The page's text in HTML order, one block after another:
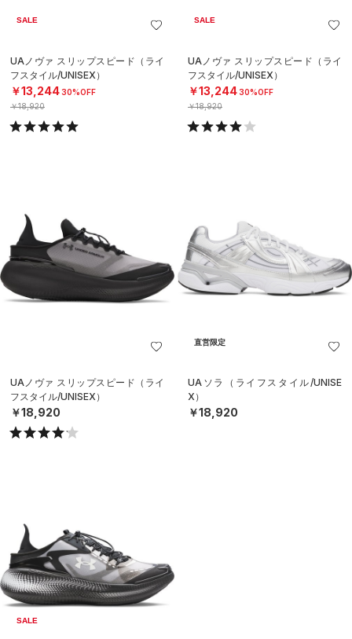
SALE
UAノヴァ スリップスピード（ライ
フスタイル/UNISEX）
￥13,24430%OFF
￥18,920
SALE
UAノヴァ スリップスピード（ライ
フスタイル/UNISEX）
￥13,24430%OFF
￥18,920
UAノヴァ スリップスピード（ライ
フスタイル/UNISEX）
￥18,920
直営限定
UAソラ（ライフスタイル/UNISE
X）
￥18,920
SALE